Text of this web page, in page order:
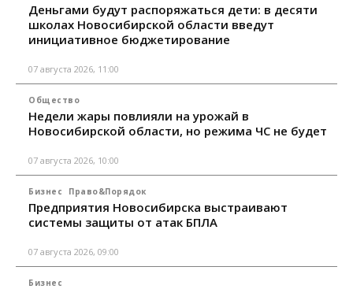
Деньгами будут распоряжаться дети: в десяти
школах Новосибирской области введут
инициативное бюджетирование
07 августа 2026, 11:00
Общество
Недели жары повлияли на урожай в
Новосибирской области, но режима ЧС не будет
07 августа 2026, 10:00
Бизнес Право&Порядок
Предприятия Новосибирска выстраивают
системы защиты от атак БПЛА
07 августа 2026, 09:00
Бизнес